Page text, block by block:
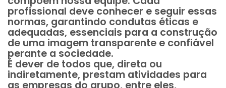
profissional deve conhecer e seguir essas
normas, garantindo condutas éticas e
adequadas, essenciais para a construção
de uma imagem transparente e confiável
perante a sociedade.
É dever de todos que, direta ou
indiretamente, prestam atividades para
as empresas do grupo, entre eles,